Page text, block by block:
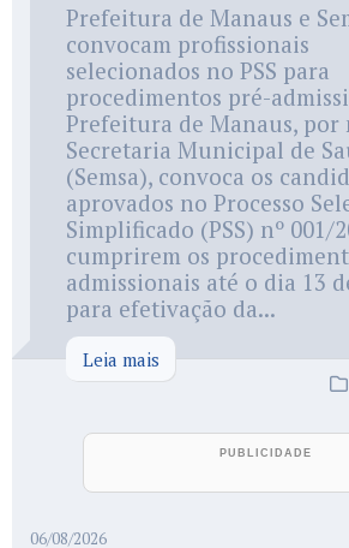
Prefeitura de Manaus e
convocam profissionais
selecionados no PSS para
procedimentos pré-
Prefeitura de Manaus, por
Secretaria Municipal de
(Semsa), convoca os
aprovados no Processo
Simplificado (PSS) nº 001/
cumprirem os
admissionais até o dia 13
para efetivação da...
Leia mais
06/08/2026